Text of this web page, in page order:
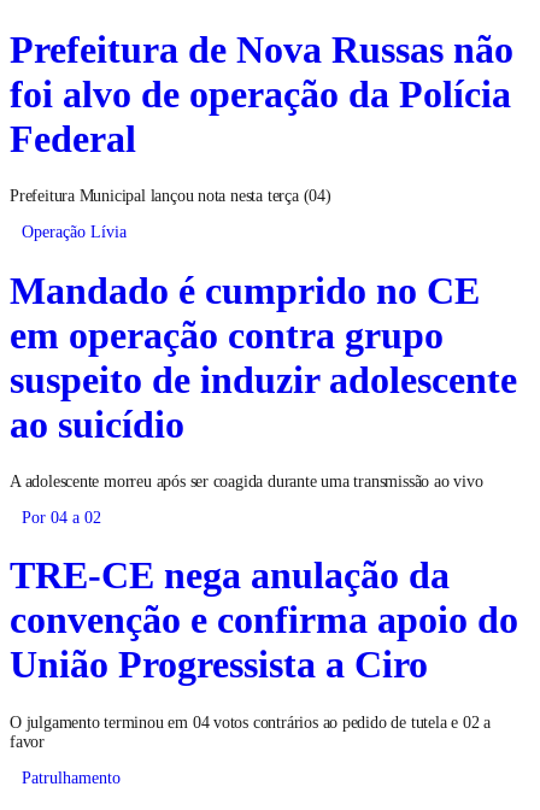
Prefeitura de Nova Russas não
foi alvo de operação da Polícia
Federal
Prefeitura Municipal lançou nota nesta terça (04)
Operação Lívia
Mandado é cumprido no CE
em operação contra grupo
suspeito de induzir adolescente
ao suicídio
A adolescente morreu após ser coagida durante uma transmissão ao vivo
Por 04 a 02
TRE-CE nega anulação da
convenção e confirma apoio do
União Progressista a Ciro
O julgamento terminou em 04 votos contrários ao pedido de tutela e 02 a
favor
Patrulhamento